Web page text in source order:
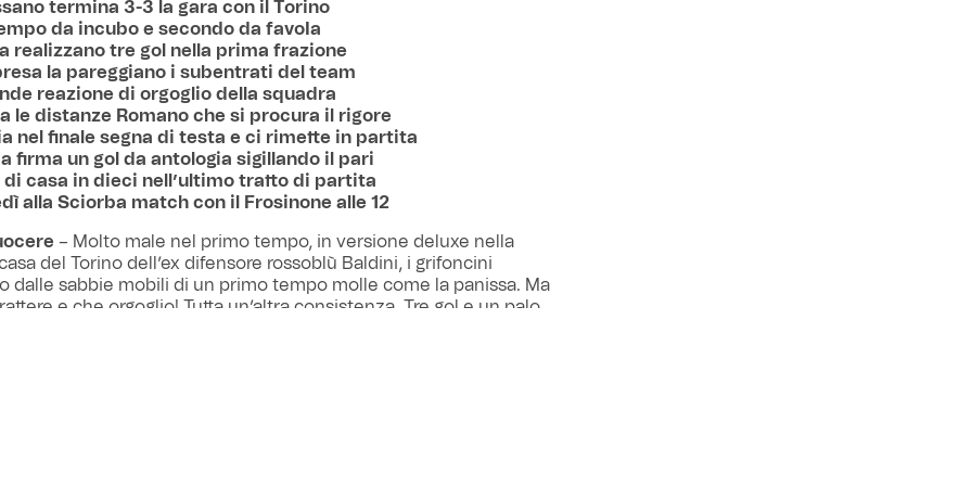
termina 3-3 la gara con il Torino
da incubo e secondo da favoIa
realizzano tre gol nella prima frazione
la pareggiano i subentrati del team
reazione di orgoglio della squadra
le distanze Romano che si procura il rigore
nel finale segna di testa e ci rimette in partita
firma un gol da antologia sigillando il pari
di casa in dieci nell’ultimo tratto di partita
alla Sciorba match con il Frosinone alle 12
– Molto male nel primo tempo, in versione deluxe nella
del Torino dell’ex difensore rossoblù Baldini, i grifoncini
dalle sabbie mobili di un primo tempo molle come la panissa. Ma
e che orgoglio! Tutta un’altra consistenza. Tre gol e un palo